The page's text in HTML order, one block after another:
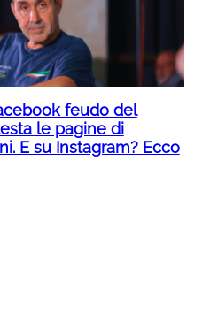
feudo del
le pagine di
E su Instagram? Ecco